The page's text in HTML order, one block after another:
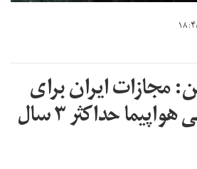
مجازات ایران برای
متهمان سرنگونی هواپیما حداکثر ۳ سال